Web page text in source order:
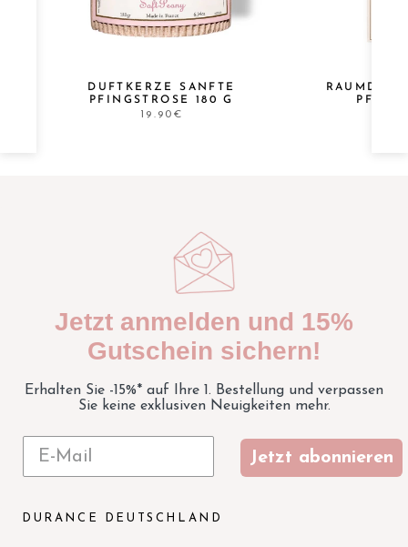
DUFTKERZE SANFTE
PFINGSTROSE 180 G
19.90€
Jetzt anmelden und 15%
Gutschein sichern!
Erhalten Sie -15%* auf Ihre 1. Bestellung und verpassen
Sie keine exklusiven Neuigkeiten mehr.
Jetzt abonnieren
DURANCE DEUTSCHLAND